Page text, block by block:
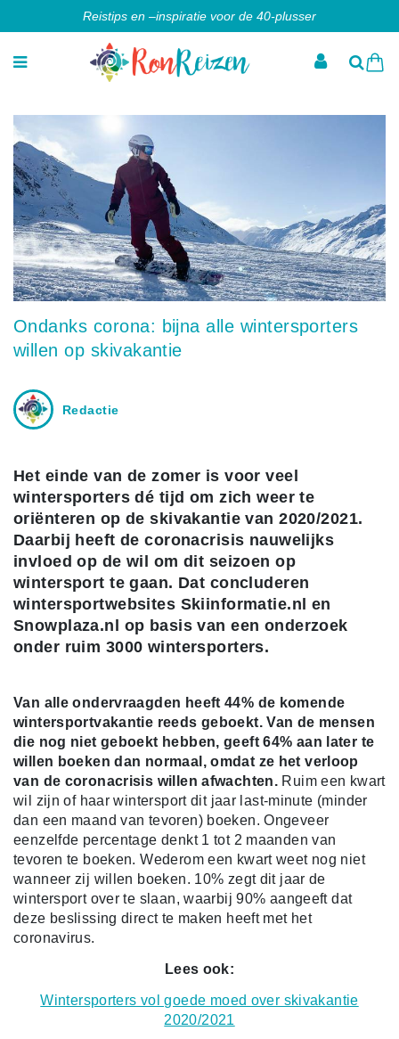
Reistips en –inspiratie voor de 40-plusser
Ondanks corona: bijna alle wintersporters
willen op skivakantie
Redactie
Het einde van de zomer is voor veel
wintersporters dé tijd om zich weer te
oriënteren op de skivakantie van 2020/2021.
Daarbij heeft de coronacrisis nauwelijks
invloed op de wil om dit seizoen op
wintersport te gaan. Dat concluderen
wintersportwebsites Skiinformatie.nl en
Snowplaza.nl op basis van een onderzoek
onder ruim 3000 wintersporters.
Van alle ondervraagden heeft 44% de komende
wintersportvakantie reeds geboekt. Van de mensen
die nog niet geboekt hebben, geeft 64% aan later te
willen boeken dan normaal, omdat ze het verloop
van de coronacrisis willen afwachten. Ruim een kwart
wil zijn of haar wintersport dit jaar last-minute (minder
dan een maand van tevoren) boeken. Ongeveer
eenzelfde percentage denkt 1 tot 2 maanden van
tevoren te boeken. Wederom een kwart weet nog niet
wanneer zij willen boeken. 10% zegt dit jaar de
wintersport over te slaan, waarbij 90% aangeeft dat
deze beslissing direct te maken heeft met het
coronavirus.
Lees ook:
Wintersporters vol goede moed over skivakantie
2020/2021